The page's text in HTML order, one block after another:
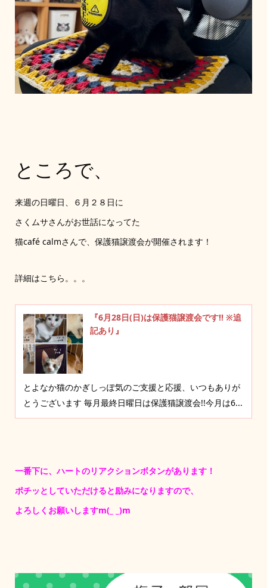
ところで、
来週の日曜日、６月２８日に
さくムサさんがお世話になってた
猫café calmさんで、保護猫譲渡会が開催されます！
詳細はこちら。。。
『6月28日(日)は保護猫譲渡会です!! ※追
記あり』
とよなか猫のかぎしっぽ気のご支援と応援、いつもありが
とうございます 毎月最終日曜日は保護猫譲渡会!!今月は6...
一番下に、ハートのリアクションボタンがあります！
ポチッとしていただけると励みになりますので、
よろしくお願いしますm(_ _)m